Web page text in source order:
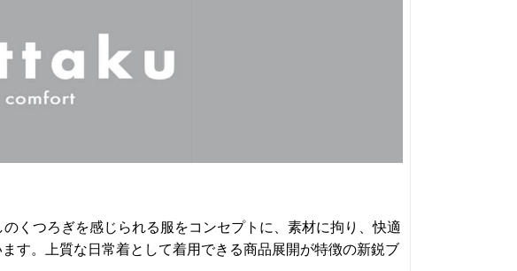
くつろぎを感じられる服をコンセプトに、素材に拘り、快適
す。上質な日常着として着用できる商品展開が特徴の新鋭ブ